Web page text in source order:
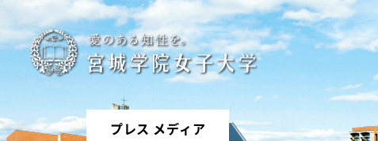
宮
城
学
プレス メディア